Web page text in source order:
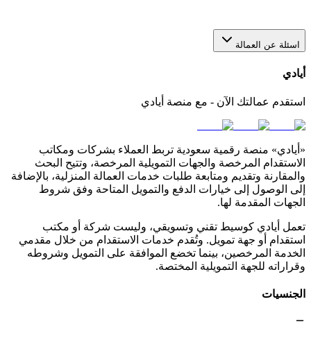
اسئلة عن العمالة
أيادي
استقدم عمالتك الآن - مع منصة أيادي
«أيادي» منصة رقمية سعودية تربط العملاء بشركات ومكاتب
الاستقدام المرخصة والجهات التمويلية المرخصة، وتتيح البحث
والمقارنة وتقديم ومتابعة طلبات خدمات العمالة المنزلية، بالإضافة
إلى الوصول إلى خيارات الدفع والتمويل المتاحة وفق شروط
الجهات المقدمة لها.
تعمل أيادي كوسيط تقني وتسويقي، وليست شركة أو مكتب
استقدام أو جهة تمويل. وتُقدم خدمات الاستقدام من خلال مقدمي
الخدمة المرخصين، بينما تخضع الموافقة على التمويل وشروطه
وقراراته للجهة التمويلية المختصة.
الجنسيات